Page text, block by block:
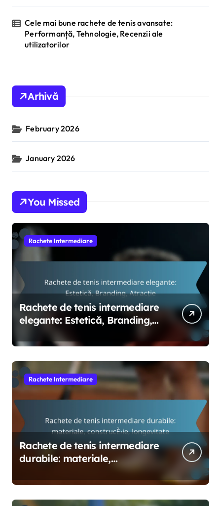
Cele mai bune rachete de tenis avansate:
Performanță, Tehnologie, Recenzii ale
utilizatorilor
Arhivă
February 2026
January 2026
You Missed
Rachete Intermediare
Rachete de tenis intermediare
elegante: Estetică, Branding,
Atracție
Rachete Intermediare
Rachete de tenis intermediare
durabile: materiale,
construcție, longevitate